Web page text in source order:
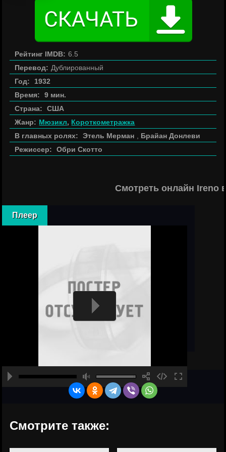
Рейтинг IMDB: 6.5
Перевод: Дублированный
Год:
1932
Время:
9 мин.
Страна:
США
Жанр: Мюзикл, Короткометражка
В главных ролях:
Этель Мерман
Брайан Донлеви
Режиссер:
Обри Скотто
Смотреть онлайн Ireno
Плеер
Смотрите также: